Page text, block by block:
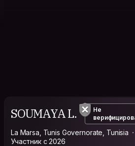
SOUMAYA L.
Не
La Marsa, Tunis Governorate, Tunisia
Участник с 2026